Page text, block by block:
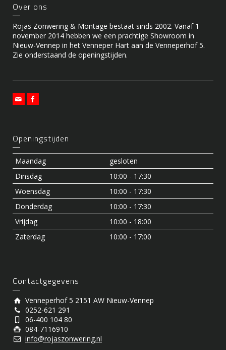
Over ons
Rojas Zonwering & Montage bestaat sinds 2002. Vanaf 1
november 2014 hebben we een prachtige Showroom in
Nieuw-Vennep in het Venneper Hart aan de Venneperhof 5.
Zie onderstaand de openingstijden.
Openingstijden
Maandag
gesloten
Dinsdag
10:00 - 17:30
Woensdag
10:00 - 17:30
Donderdag
10:00 - 17:30
Vrijdag
10:00 - 18:00
Zaterdag
10:00 - 17:00
Contactgegevens
Venneperhof 5 2151 AW Nieuw-Vennep
0252-621 291
06-400 104 80
084-7116910
info@rojaszonwering.nl